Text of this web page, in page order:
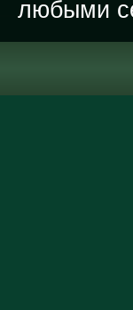
любыми